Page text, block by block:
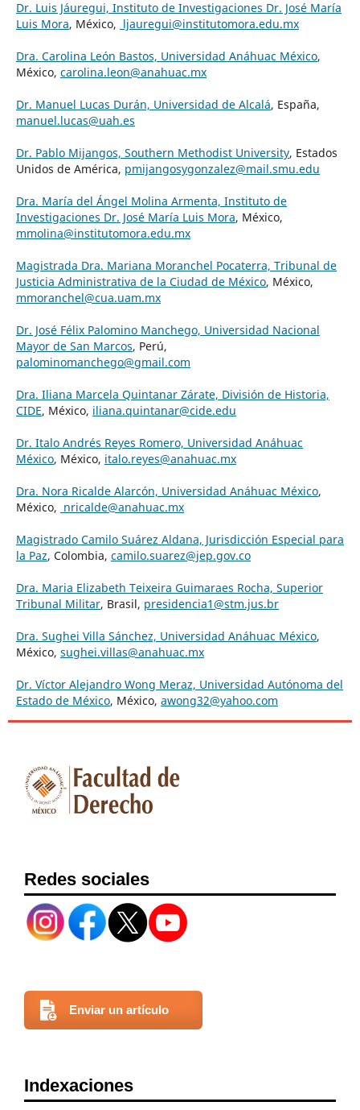
Dr. Luis Jáuregui, Instituto de Investigaciones Dr. José María
Luis Mora, México, ljauregui@institutomora.edu.mx
Dra. Carolina León Bastos, Universidad Anáhuac México,
México, carolina.leon@anahuac.mx
Dr. Manuel Lucas Durán, Universidad de Alcalá, España,
manuel.lucas@uah.es
Dr. Pablo Mijangos, Southern Methodist University, Estados
Unidos de América, pmijangosygonzalez@mail.smu.edu
Dra. María del Ángel Molina Armenta, Instituto de
Investigaciones Dr. José María Luis Mora, México,
mmolina@institutomora.edu.mx
Magistrada Dra. Mariana Moranchel Pocaterra, Tribunal de
Justicia Administrativa de la Ciudad de México, México,
mmoranchel@cua.uam.mx
Dr. José Félix Palomino Manchego, Universidad Nacional
Mayor de San Marcos, Perú,
palominomanchego@gmail.com
Dra. Iliana Marcela Quintanar Zárate, División de Historia,
CIDE, México, iliana.quintanar@cide.edu
Dr. Italo Andrés Reyes Romero, Universidad Anáhuac
México, México, italo.reyes@anahuac.mx
Dra. Nora Ricalde Alarcón, Universidad Anáhuac México,
México, nricalde@anahuac.mx
Magistrado Camilo Suárez Aldana, Jurisdicción Especial para
la Paz, Colombia, camilo.suarez@jep.gov.co
Dra. Maria Elizabeth Teixeira Guimaraes Rocha, Superior
Tribunal Militar, Brasil, presidencia1@stm.jus.br
Dra. Sughei Villa Sánchez, Universidad Anáhuac México,
México, sughei.villas@anahuac.mx
Dr. Víctor Alejandro Wong Meraz, Universidad Autónoma del
Estado de México, México, awong32@yahoo.com
Redes sociales
Enviar un artículo
Indexaciones